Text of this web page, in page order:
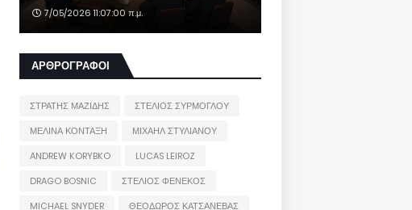
7/05/2026 11:07:00 π.μ.
ΑΡΘΡΟΓΡΑΦΟΙ
ΣΤΡΑΤΗΣ ΜΑΖΙΔΗΣ
ΣΤΕΛΙΟΣ ΣΥΡΜΟΓΛΟΥ
ΜΕΛΙΝΑ ΚΟΝΤΑΞΗ
ΜΙΧΑΗΛ ΣΤΥΛΙΑΝΟΥ
ANDREW KORYBKO
LUCAS LEIROZ
DRAGO BOSNIC
ΣΤΕΛΙΟΣ ΦΕΝΕΚΟΣ
MICHAEL SNYDER
ΘΕΟΔΩΡΟΣ ΚΑΤΣΑΝΕΒΑΣ